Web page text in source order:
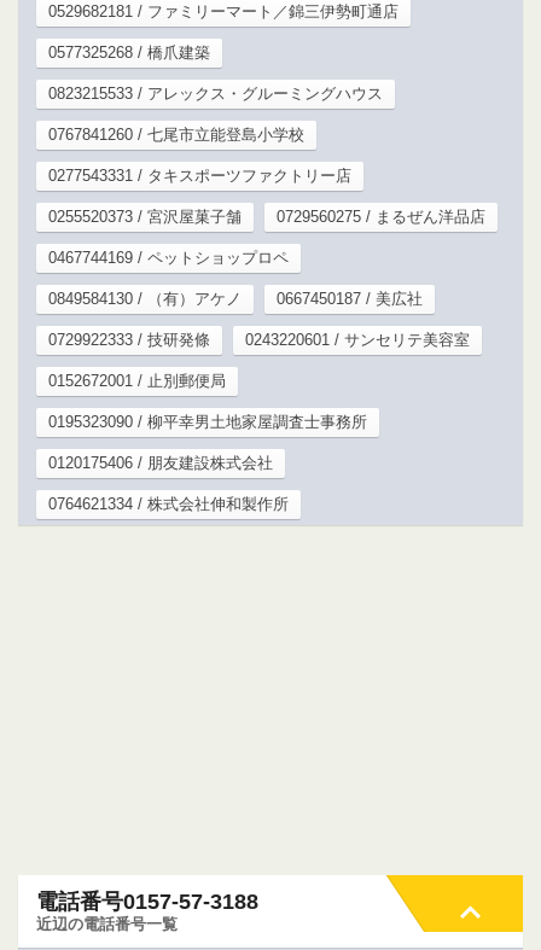
0529682181 / ファミリーマート／錦三伊勢町通店
0577325268 / 橋爪建築
0823215533 / アレックス・グルーミングハウス
0767841260 / 七尾市立能登島小学校
0277543331 / タキスポーツファクトリー店
0255520373 / 宮沢屋菓子舗 0729560275 / まるぜん洋品店
0467744169 / ペットショップロペ
0849584130 / （有）アケノ 0667450187 / 美広社
0729922333 / 技研発條 0243220601 / サンセリテ美容室
0152672001 / 止別郵便局
0195323090 / 柳平幸男土地家屋調査士事務所
0120175406 / 朋友建設株式会社
0764621334 / 株式会社伸和製作所
電話番号0157-57-3188
近辺の電話番号一覧